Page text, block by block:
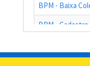
BPM - Baixa
BPM -